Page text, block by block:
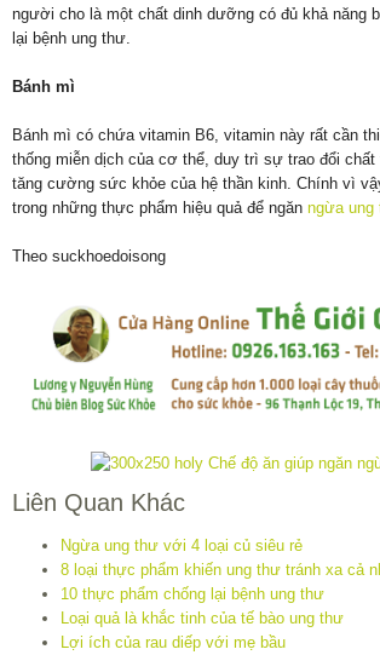
người cho là một chất dinh dưỡng có đủ khả năng
lại bệnh ung thư.
Bánh mì
Bánh mì có chứa vitamin B6, vitamin này rất cần
thống miễn dịch của cơ thể, duy trì sự trao đổi chất
tăng cường sức khỏe của hệ thần kinh. Chính vì
trong những thực phẩm hiệu quả để ngăn ngừa ung
Theo suckhoedoisong
Liên Quan Khác
Ngừa ung thư với 4 loại củ siêu rẻ
8 loại thực phẩm khiến ung thư tránh xa cả
10 thực phẩm chống lại bệnh ung thư
Loại quả là khắc tinh của tế bào ung thư
Lợi ích của rau diếp với mẹ bầu